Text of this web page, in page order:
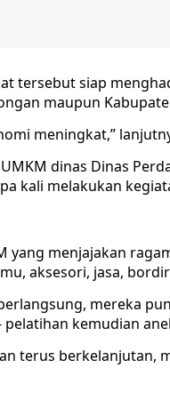
tersebut siap
maupun
meningkat,”
dinas Dinas
kali melakukan
yang menjajakan
aksesori, jasa,
mereka
kemudian
terus berkelanjutan,